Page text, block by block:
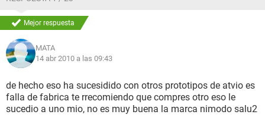
Mejor respuesta
MATA
14 abr 2010 a las 09:43
de hecho eso ha sucesidido con otros prototipos de atvio es
falla de fabrica te rrecomiendo que compres otro eso le
sucedio a uno mio, no es muy buena la marca nimodo salu2